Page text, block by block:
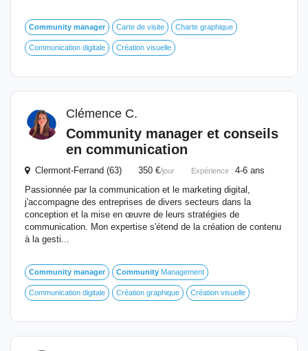
Community manager Carte de visite Charte graphique
Communication digitale Création visuelle
Clémence C.
Community manager et conseils
en communication
Clermont-Ferrand (63) 350 €/jour Expérience : 4-6 ans
Passionnée par la communication et le marketing digital,
j'accompagne des entreprises de divers secteurs dans la
conception et la mise en œuvre de leurs stratégies de
communication. Mon expertise s'étend de la création de contenu
à la gesti...
Community manager Community Management
Communication digitale Création graphique Création visuelle